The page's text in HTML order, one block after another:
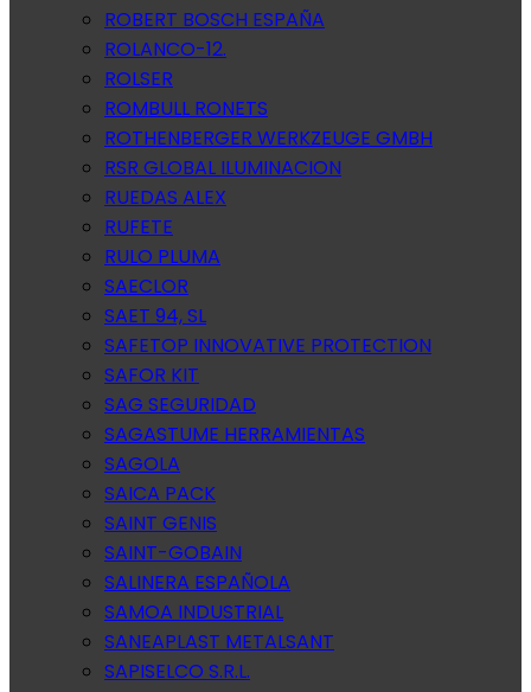
ROBERT BOSCH ESPAÑA
ROLANCO-12.
ROLSER
ROMBULL RONETS
ROTHENBERGER WERKZEUGE GMBH
RSR GLOBAL ILUMINACION
RUEDAS ALEX
RUFETE
RULO PLUMA
SAECLOR
SAET 94, SL
SAFETOP INNOVATIVE PROTECTION
SAFOR KIT
SAG SEGURIDAD
SAGASTUME HERRAMIENTAS
SAGOLA
SAICA PACK
SAINT GENIS
SAINT-GOBAIN
SALINERA ESPAÑOLA
SAMOA INDUSTRIAL
SANEAPLAST METALSANT
SAPISELCO S.R.L.